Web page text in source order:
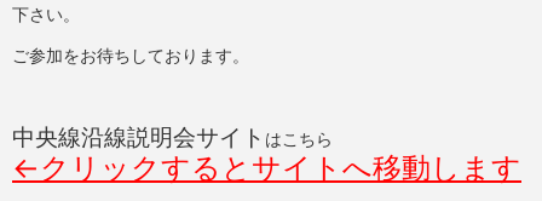
下さい。
ご参加をお待ちしております。
中央線沿線説明会サイト はこちら
←クリックするとサイトへ移動します